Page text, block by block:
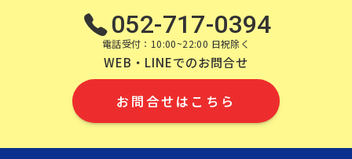
052-717-0394
電話受付：10:00~22:00 日祝除く
WEB・LINEでのお問合せ
お問合せはこちら